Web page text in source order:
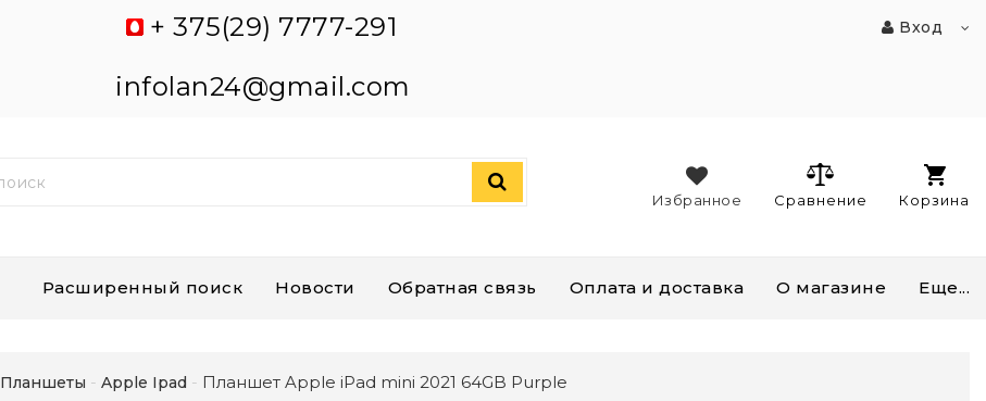
+ 375(29) 7777-291
infolan24@gmail.com
Вход
Корзина
Сравнение
Избранное
Расширенный поиск Новости Обратная связь Оплата и доставка О магазине Еще...
Планшеты Apple Ipad Планшет Apple iPad mini 2021 64GB Purple